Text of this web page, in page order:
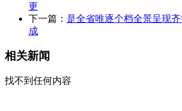
更
下一篇： 是全省唯逐个档全景呈现
成
相关新闻
找不到任何内容